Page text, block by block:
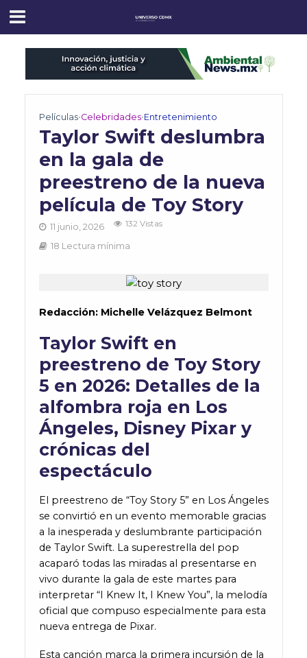
Películas•Celebridades•Entretenimiento
Taylor Swift deslumbra
en la gala de
preestreno de la nueva
película de Toy Story
11 junio, 2026 132 Vistas
18 Lectura mínima
Redacción: Michelle Velázquez Belmont
Taylor Swift en
preestreno de Toy Story
5 en 2026: Detalles de la
alfombra roja en Los
Ángeles, Disney Pixar y
crónicas del
espectáculo
El preestreno de “Toy Story 5” en Los Ángeles
se convirtió en un evento memorable gracias
a la inesperada y deslumbrante participación
de Taylor Swift. La superestrella del pop
acaparó todas las miradas al presentarse en
vivo durante la gala de este martes para
interpretar “I Knew It, I Knew You”, la melodía
oficial que compuso especialmente para esta
nueva entrega de Pixar.
Esta canción marca la primera incursión de la